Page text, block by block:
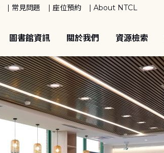
常見問題 座位預約 About NTCL
圖書館資訊 關於我們 資源檢索